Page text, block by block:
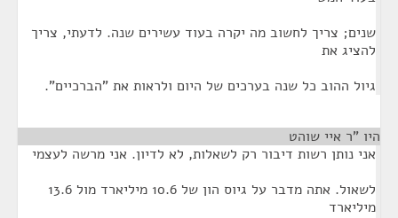
שנים; צריך לחשוב מה יקרה בעוד עשירים שנה. לדעתי, צריך
להציג את
גיול ההוב כל שנה בערכים של היום ולראות את "הברכיים".
היו "ר איי שוהט
אני נותן רשות דיבור רק לשאלות, לא לדיון. אני מרשה לעצמי
לשאול. אתה מדבר על גיוס הון של 10.6 מיליארד מול 13.6
מיליארד